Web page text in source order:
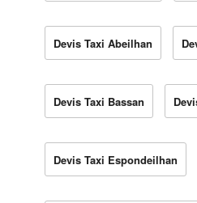
Devis Taxi Abeilhan
Devis Taxi Bassan
Devis Taxi Espondeilhan